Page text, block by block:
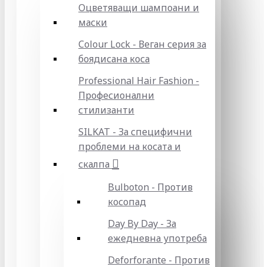
Оцветяващи шампоани и
маски
Colour Lock - Веган серия за
боядисана коса
Professional Hair Fashion -
Професионални
стилизанти
SILKAT - За специфични
проблеми на косата и
скалпа
Bulboton - Против
косопад
Day By Day - За
ежедневна употреба
Deforforante - Против